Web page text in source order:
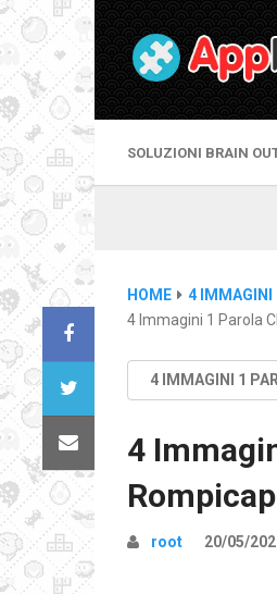
SOLUZIONI BRAIN
HOME
4 IMMAGINI
4 Immagini 1 Parola
4 IMMAGINI 1
4
root 20/05/